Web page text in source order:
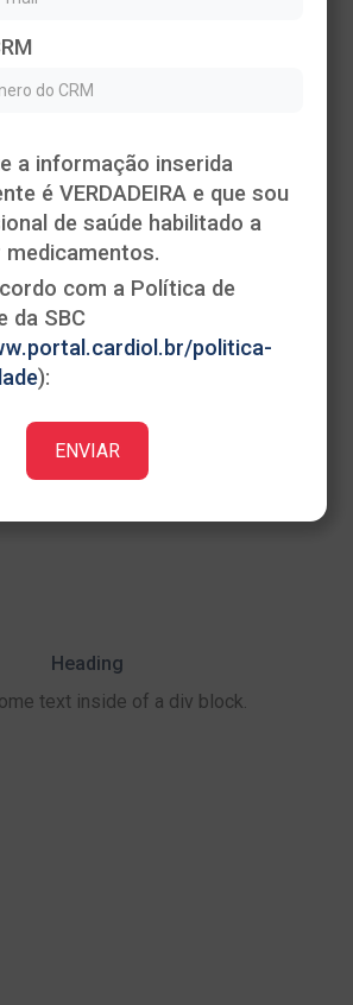
a informação inserida
é VERDADEIRA e que sou
de saúde habilitado a
medicamentos.
com a Política de
da SBC
politica-
):
Heading
text inside of a div block.
Heading
text inside of a div block.